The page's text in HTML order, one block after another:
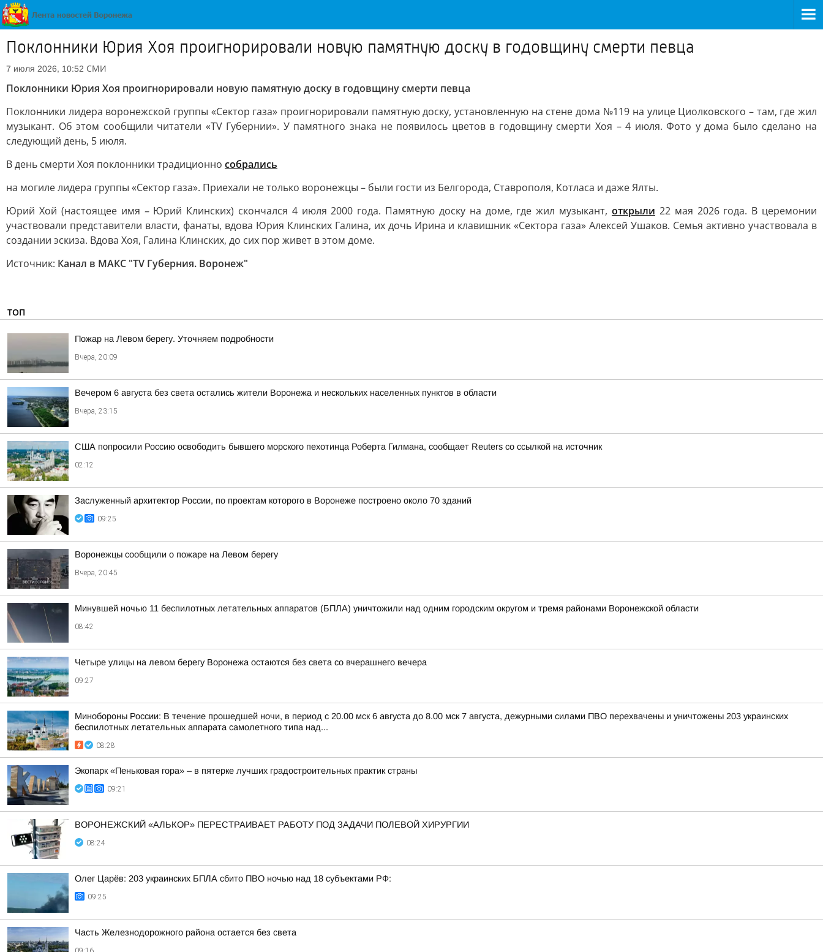
Поклонники Юрия Хоя проигнорировали новую памятную доску в годовщину смерти певца
7 июля 2026, 10:52 СМИ
Поклонники Юрия Хоя проигнорировали новую памятную доску в годовщину смерти певца
Поклонники лидера воронежской группы «Сектор газа» проигнорировали памятную доску, установленную на стене дома №119 на улице Циолковского – там, где жил
музыкант. Об этом сообщили читатели «TV Губернии». У памятного знака не появилось цветов в годовщину смерти Хоя – 4 июля. Фото у дома было сделано на
следующий день, 5 июля.
В день смерти Хоя поклонники традиционно собрались
на могиле лидера группы «Сектор газа». Приехали не только воронежцы – были гости из Белгорода, Ставрополя, Котласа и даже Ялты.
Юрий Хой (настоящее имя –Юрий Клинских) скончался 4 июля 2000 года. Памятную доску на доме, где жил музыкант, открыли 22 мая 2026 года. В церемонии
участвовали представители власти, фанаты, вдова Юрия Клинских Галина, их дочь Ирина и клавишник «Сектора газа» Алексей Ушаков. Семья активно участвовала в
создании эскиза. Вдова Хоя, Галина Клинских, до сих пор живет в этом доме.
Источник: Канал в МАКС "TV Губерния. Воронеж"
ТОП
Пожар на Левом берегу. Уточняем подробности
Вчера, 20:09
Вечером 6 августа без света остались жители Воронежа и нескольких населенных пунктов в области
Вчера, 23:15
США попросили Россию освободить бывшего морского пехотинца Роберта Гилмана, сообщает Reuters со ссылкой на источник
02:12
Заслуженный архитектор России, по проектам которого в Воронеже построено около 70 зданий
09:25
Воронежцы сообщили о пожаре на Левом берегу
Вчера, 20:45
Минувшей ночью 11 беспилотных летательных аппаратов (БПЛА) уничтожили над одним городским округом и тремя районами Воронежской области
08:42
Четыре улицы на левом берегу Воронежа остаются без света со вчерашнего вечера
09:27
Минобороны России: В течение прошедшей ночи, в период с 20.00 мск 6 августа до 8.00 мск 7 августа, дежурными силами ПВО перехвачены и уничтожены 203 украинских
беспилотных летательных аппарата самолетного типа над...
08:28
Экопарк «Пеньковая гора» – в пятерке лучших градостроительных практик страны
09:21
ВОРОНЕЖСКИЙ «АЛЬКОР» ПЕРЕСТРАИВАЕТ РАБОТУ ПОД ЗАДАЧИ ПОЛЕВОЙ ХИРУРГИИ
08:24
Олег Царёв: 203 украинских БПЛА сбито ПВО ночью над 18 субъектами РФ:
09:25
Часть Железнодорожного района остается без света